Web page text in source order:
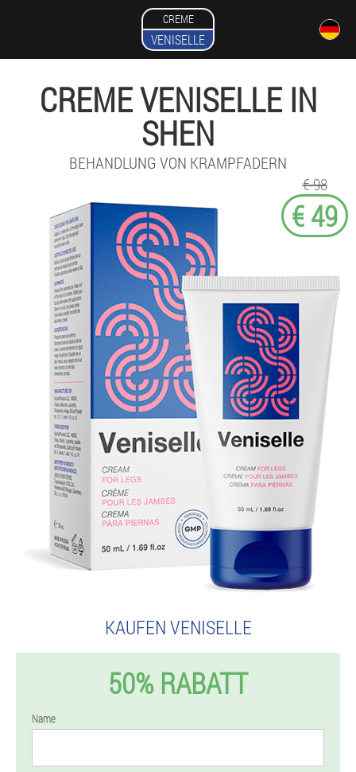
CREME
VENISELLE
CREME VENISELLE IN
SHEN
BEHANDLUNG VON KRAMPFADERN
€ 98
€ 49
KAUFEN VENISELLE
50% RABATT
Name